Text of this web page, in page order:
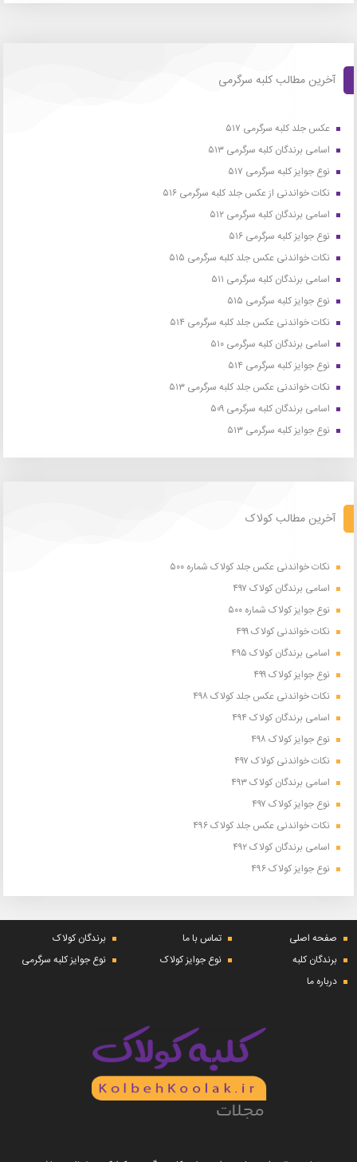
آخرین مطالب کلبه سرگرمی
عکس جلد کلبه سرگرمی ۵۱۷
اسامی برندگان کلبه سرگرمی ۵۱۳
نوع جوایز کلبه سرگرمی ۵۱۷
نکات خواندنی از عکس جلد کلبه سرگرمی ۵۱۶
اسامی برندگان کلبه سرگرمی ۵۱۲
نوع جوایز کلبه سرگرمی ۵۱۶
نکات خواندنی عکس جلد کلبه سرگرمی ۵۱۵
اسامی برندگان کلبه سرگرمی ۵۱۱
نوع جوایز کلبه سرگرمی ۵۱۵
نکات خواندنی عکس جلد کلبه سرگرمی ۵۱۴
اسامی برندگان کلبه سرگرمی ۵۱۰
نوع جوایز کلبه سرگرمی ۵۱۴
نکات خواندنی عکس جلد کلبه سرگرمی ۵۱۳
اسامی برندگان کلبه سرگرمی ۵۰۹
نوع جوایز کلبه سرگرمی ۵۱۳
آخرین مطالب کولاک
نکات خواندنی عکس جلد کولاک شماره ۵۰۰
اسامی برندگان کولاک ۴۹۷
نوع جوایز کولاک شماره ۵۰۰
نکات خواندنی کولاک ۴۹۹
اسامی برندگان کولاک ۴۹۵
نوع جوایز کولاک ۴۹۹
نکات خواندنی عکس جلد کولاک ۴۹۸
اسامی برندگان کولاک ۴۹۴
نوع جوایز کولاک ۴۹۸
نکات خواندنی کولاک ۴۹۷
اسامی برندگان کولاک ۴۹۳
نوع جوایز کولاک ۴۹۷
نکات خواندنی عکس جلد کولاک ۴۹۶
اسامی برندگان کولاک ۴۹۲
نوع جوایز کولاک ۴۹۶
صفحه اصلی تماس با ما
برندگان کولاک
برندگان کلبه
نوع جوایز کولاک
نوع جوایز کلبه سرگرمی
درباره ما